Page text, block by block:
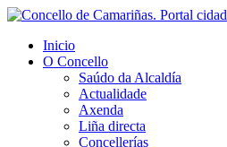
Inicio
O Concello
Saúdo da Alcaldía
Actualidade
Axenda
Liña directa
Concellerías